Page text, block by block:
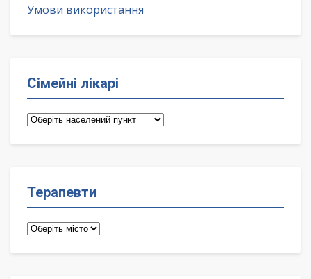
Умови використання
Сімейні лікарі
Сімейні
Терапевти
Терапевти